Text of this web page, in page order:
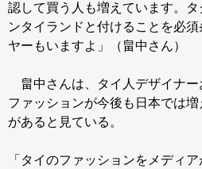
認して買う人も増えています。タ
ンタイランドと付けることを必須
ヤーもいますよ」（畠中さん）
畠中さんは、タイ人デザイナー
ファッションが今後も日本では
があると見ている。
「タイのファッションをメディ